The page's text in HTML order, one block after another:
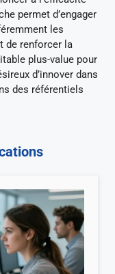
permet d’engager
les
de renforcer la
plus-value pour
d’innover dans
des référentiels